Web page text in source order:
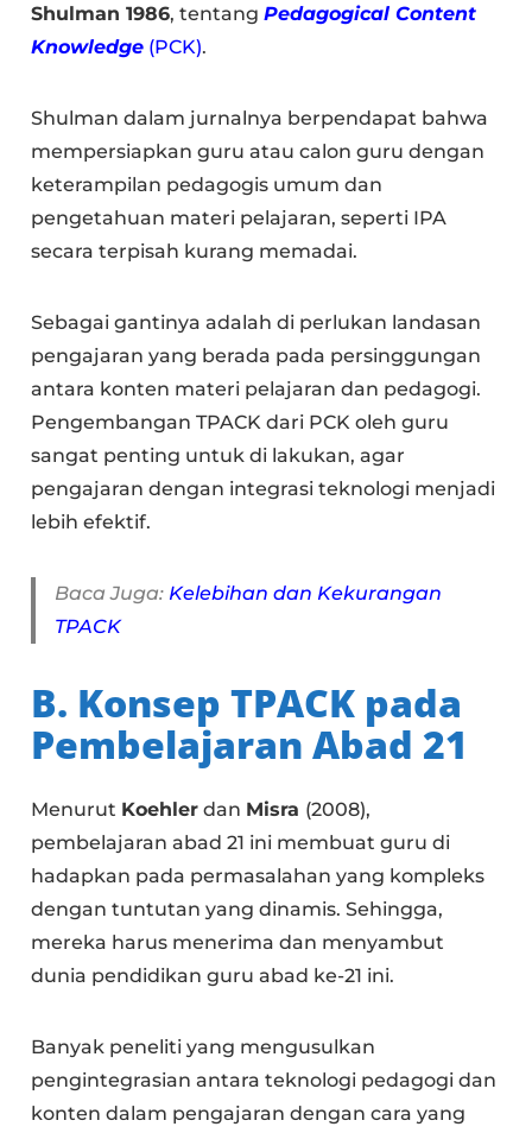
Shulman 1986, tentangPedagogical Content
Knowledge (PCK).
Shulman dalam jurnalnya berpendapat bahwa
mempersiapkan guru atau calon guru dengan
keterampilan pedagogis umum dan
pengetahuan materi pelajaran, seperti IPA
secara terpisah kurang memadai.
Sebagai gantinya adalah di perlukan landasan
pengajaran yang berada pada persinggungan
antara konten materi pelajaran dan pedagogi.
Pengembangan TPACK dari PCK oleh guru
sangat penting untuk di lakukan, agar
pengajaran dengan integrasi teknologi menjadi
lebih efektif.
Baca Juga: Kelebihan dan Kekurangan
TPACK
B. Konsep TPACK pada
Pembelajaran Abad 21
Menurut Koehler dan Misra (2008),
pembelajaran abad 21 ini membuat guru di
hadapkan pada permasalahan yang kompleks
dengan tuntutan yang dinamis. Sehingga,
mereka harus menerima dan menyambut
dunia pendidikan guru abad ke-21 ini.
Banyak peneliti yang mengusulkan
pengintegrasian antara teknologi pedagogi dan
konten dalam pengajaran dengan cara yang